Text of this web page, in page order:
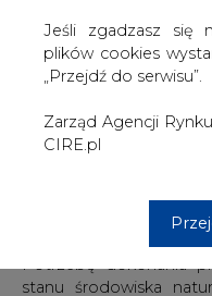
Jeśli zgadzasz się
plików cookies
„Przejdź do serwisu”.
Zarząd Agencji
CIRE.pl
oceanach i morzach,
zjawisk pogodowych.
Klimatu przy ONZ,
ocieplenia do 1,5-2
stanu środowiska